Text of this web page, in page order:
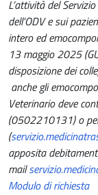
L’attività del
dell’ODV e sui
intero ed
13 maggio 2025
disposizione dei
anche gli
Veterinario deve
(0502210131) o
(
apposita
mail
Modulo di richiesta